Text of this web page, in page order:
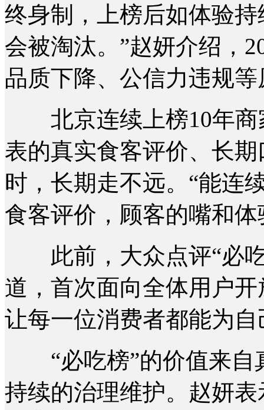
终身制，上榜后如体验
会被淘汰。”赵妍介绍，
品质下降、公信力违规
北京连续上榜10年商
表的真实食客评价、长
时，长期走不远。“能连
食客评价，顾客的嘴和
此前，大众点评“必吃
道，首次面向全体用户
让每一位消费者都能为
“必吃榜”的价值来自
持续的治理维护。赵妍